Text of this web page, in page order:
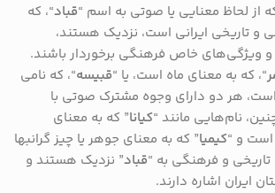
از لحاظ معنایی یا صوتی به اسم “قباد“، که
و تاریخی ایرانی است، نزدیک هستند،
و ویژگی‌های خاص فرهنگی برخوردار باشند.
“، که به معنای ماه است، یا “قبیسه“، که نامی
است، هر دو دارای وجوه مشترک صوتی با
نام‌هایی مانند “کیانا” که به معنای
است و “کیمیا” که به معنای جوهر یا چیز گرانبها
و فرهنگی به “قباد” نزدیک هستند و
ایران اشاره دارند.